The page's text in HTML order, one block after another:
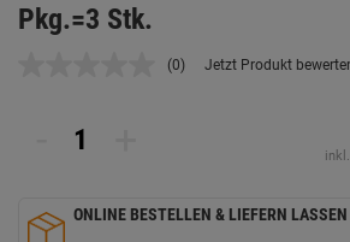
Pkg.=3 Stk.
Kein
(0) Jetzt Produkt
ONLINE BESTELLEN & LIEFERN LASSEN